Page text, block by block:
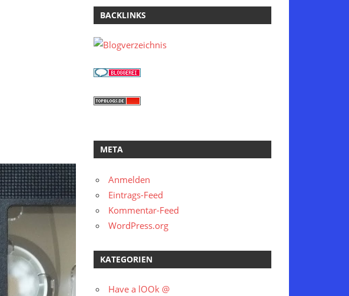
BACKLINKS
META
Anmelden
Eintrags-Feed
Kommentar-Feed
WordPress.org
KATEGORIEN
Have a lOOk @